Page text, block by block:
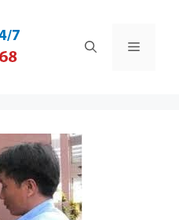
Menu